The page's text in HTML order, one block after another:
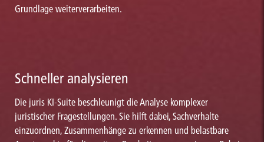
Grundlage weiterverarbeiten.
Schneller analysieren
Die juris KI-Suite beschleunigt die Analyse komplexer
juristischer Fragestellungen. Sie hilft dabei, Sachverhalte
einzuordnen, Zusammenhänge zu erkennen und belastbare